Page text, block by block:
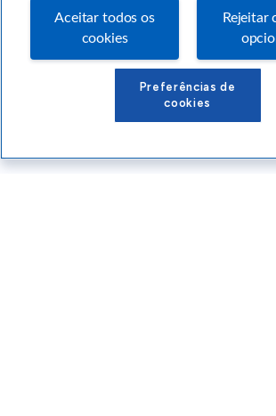
Aceitar todos os
cookies
Rejeitar
Preferências de
cookies